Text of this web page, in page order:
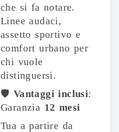
che si fa notare.
Linee audaci,
assetto sportivo e
comfort urbano per
chi vuole
distinguersi.
🛡️ Vantaggi inclusi:
Garanzia 12 mesi
Tua a partire da